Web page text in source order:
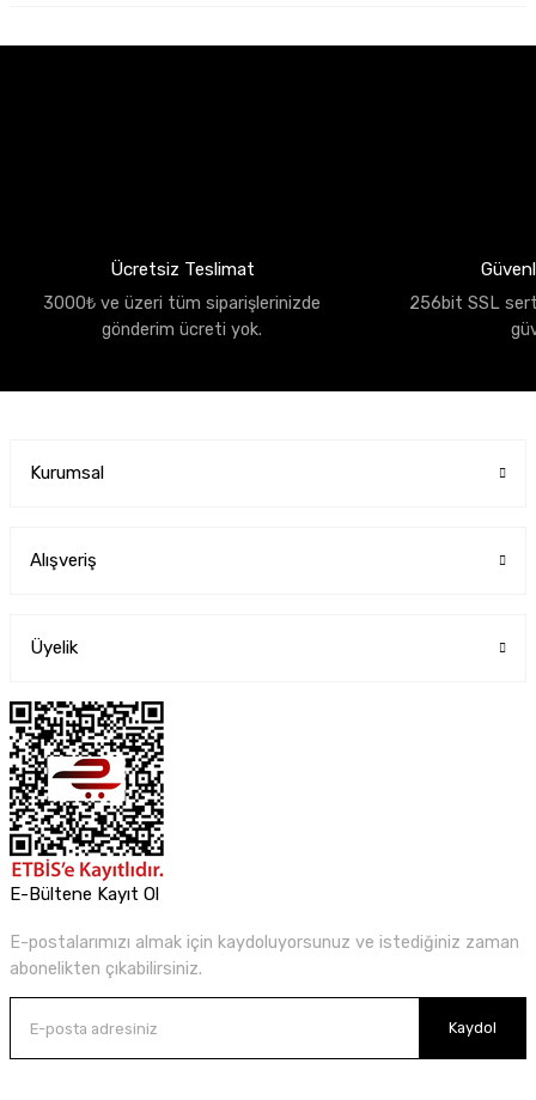
Ücretsiz Teslimat
3000₺ ve üzeri tüm siparişlerinizde
gönderim ücreti yok.
256bit SSL
Kurumsal
Alışveriş
Üyelik
E-Bültene Kayıt Ol
E-postalarımızı almak için kaydoluyorsunuz ve istediğiniz zaman
abonelikten çıkabilirsiniz.
Kaydol